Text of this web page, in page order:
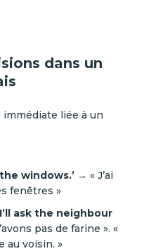
dans un
liée à un
the windows.’ → « J’ai
fenêtres »
ask the neighbour
pas de farine ». «
au voisin. »